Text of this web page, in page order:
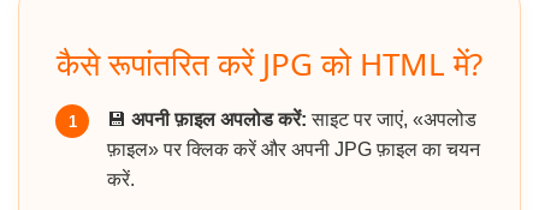
कैसे रूपांतरित करें JPG को HTML में?
1 💾 अपनी फ़ाइल अपलोड करें: साइट पर जाएं, «अपलोड
फ़ाइल» पर क्लिक करें और अपनी JPG फ़ाइल का चयन
करें.